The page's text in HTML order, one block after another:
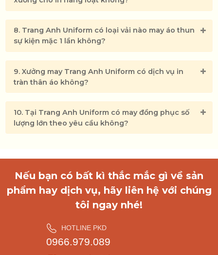
8. Trang Anh Uniform có loại vải nào may áo thun
sự kiện mặc 1 lần không?
9. Xưởng may Trang Anh Uniform có dịch vụ in
tràn thân áo không?
10. Tại Trang Anh Uniform có may đồng phục số
lượng lớn theo yêu cầu không?
Nếu bạn có bất kì thắc mắc gì về sản
phẩm hay dịch vụ, hãy liên hệ với chúng
tôi ngay nhé!
HOTLINE PKD
0966.979.089